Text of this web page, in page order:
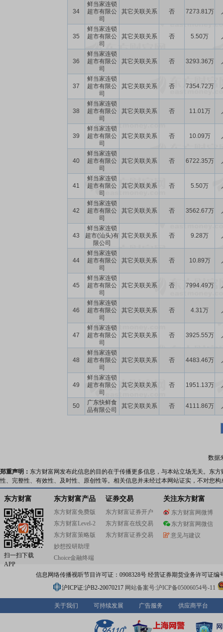
34
鲜当家连锁
超市有限公
司
其它关联关系 否 7273.81万
35
鲜当家连锁
超市有限公
司
其它关联关系 否 5.50万
36
鲜当家连锁
超市有限公
司
其它关联关系 否 3293.36万
37
鲜当家连锁
超市有限公
司
其它关联关系 否 7354.72万
38
鲜当家连锁
超市有限公
司
其它关联关系 否 11.01万
39
鲜当家连锁
超市有限公
司
其它关联关系 否 10.09万
40
鲜当家连锁
超市有限公
司
其它关联关系 否 6722.35万
41
鲜当家连锁
超市有限公
司
其它关联关系 否 5.50万
42
鲜当家连锁
超市有限公
司
其它关联关系 否 3562.67万
43
鲜当家连锁
超市(汕头)有
限公司
其它关联关系 否 9.28万
44
鲜当家连锁
超市有限公
司
其它关联关系 否 10.89万
45
鲜当家连锁
超市有限公
司
其它关联关系 否 7994.49万
46
鲜当家连锁
超市有限公
司
其它关联关系 否 4.31万
47
鲜当家连锁
超市有限公
司
其它关联关系 否 3925.55万
48
鲜当家连锁
超市有限公
司
其它关联关系 否 4483.46万
49
鲜当家连锁
超市有限公
司
其它关联关系 否 1951.13万
50
广东快鲜食
品有限公司
其它关联关系 否 4111.86万
数据
郑重声明： 东方财富网发布此信息的目的在于传播更多信息，与本站立场无关。东
性、完整性、有效性、及时性、原创性等。相关信息并未经过本网站证实，不对您
东方财富
扫一扫下载
APP
东方财富产品
东方财富免费版
东方财富Level-2
东方财富策略版
妙想投研助理
Choice金融终端
证券交易
东方财富证券开户
东方财富在线交易
东方财富证券交易
关注东方财富
东方财富网微博
东方财富网微信
意见与建议
信息网络传播视听节目许可证：0908328号 经营证券期货业务许可证编
沪ICP证:沪B2-20070217 网站备案号:沪ICP备05006054号-11
关于我们 可持续发展 广告服务 供应商平台